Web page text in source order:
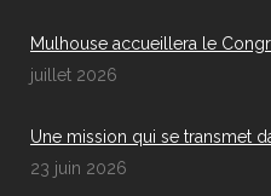
Mulhouse accueillera le
juillet 2026
Une mission qui se transmet
23 juin 2026